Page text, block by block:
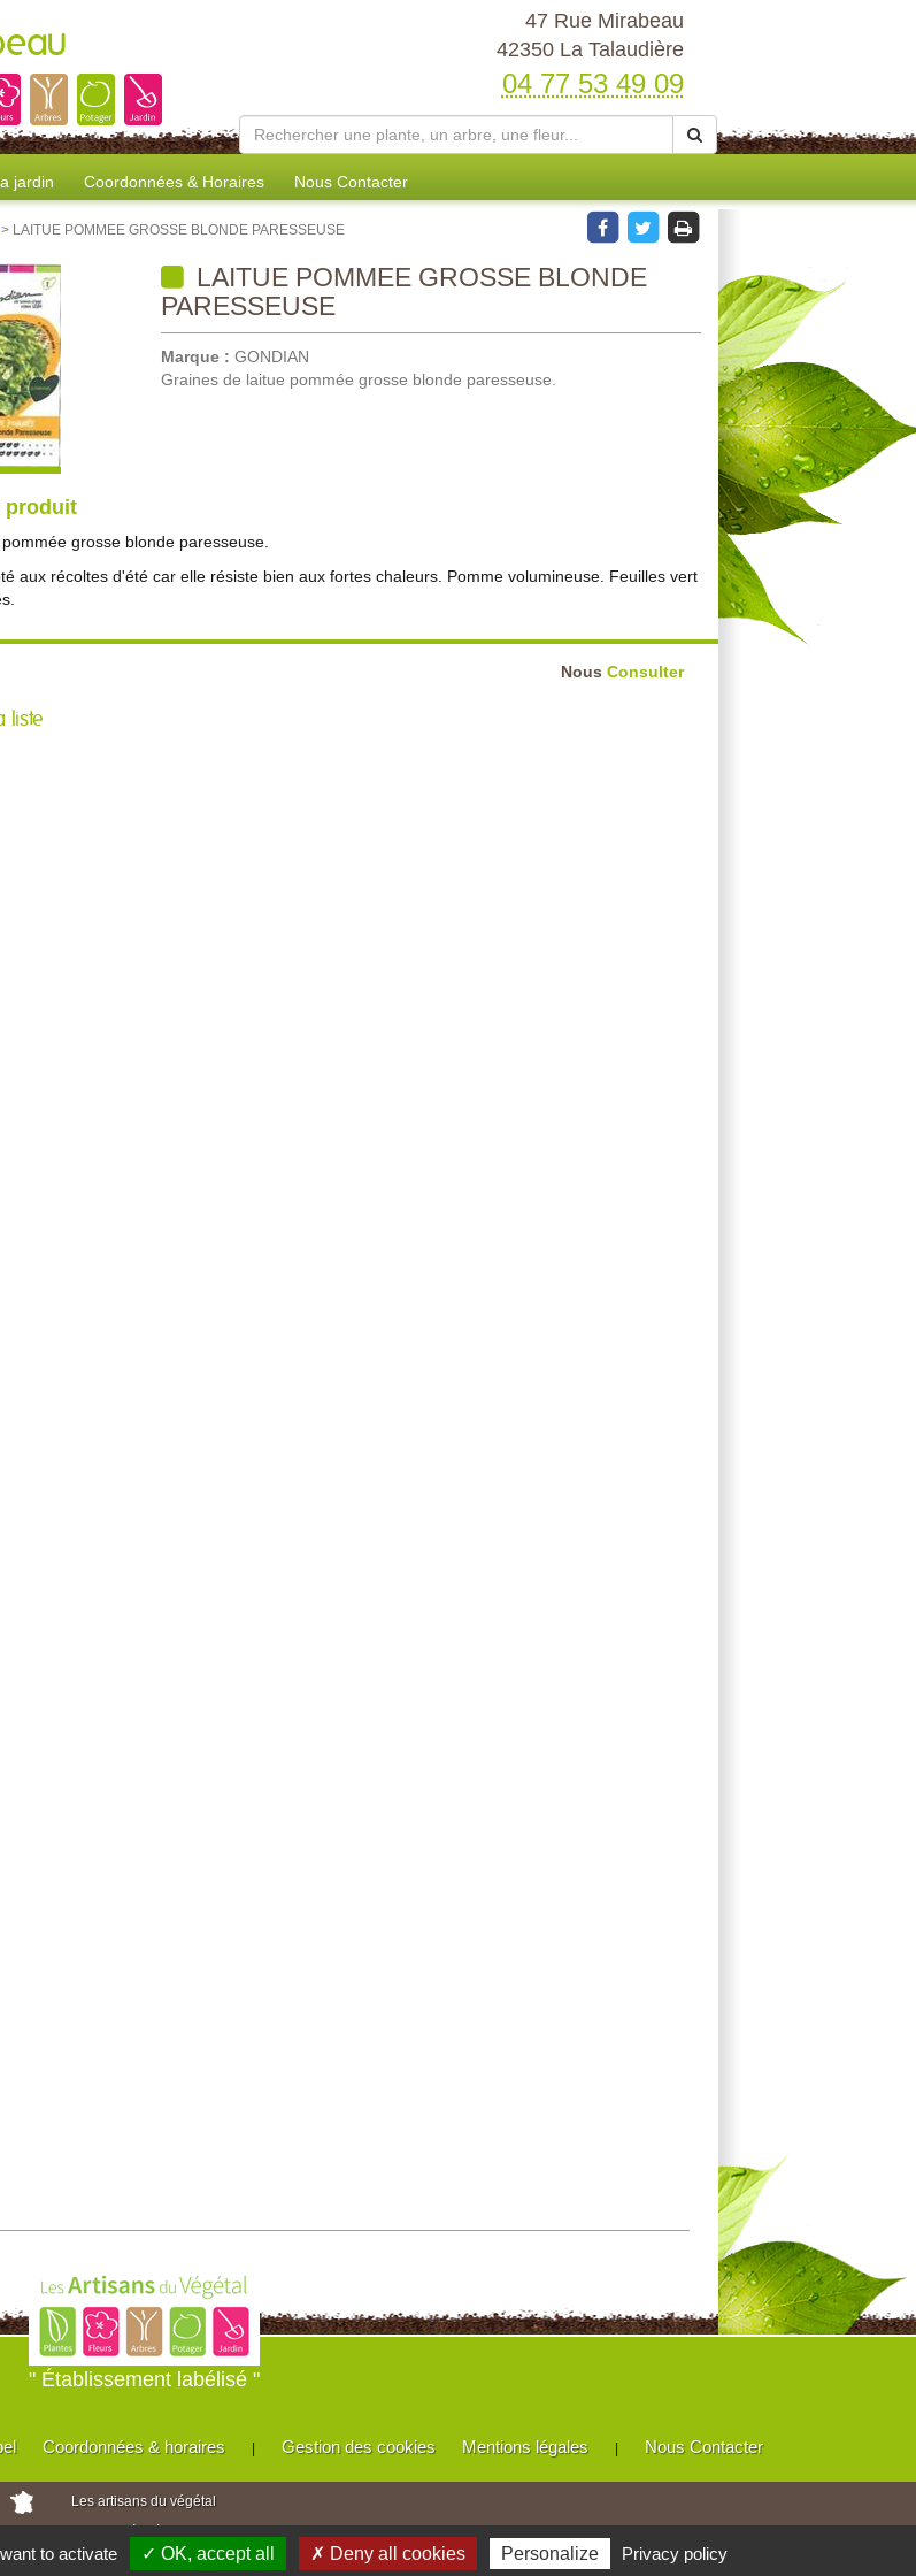
47 Rue Mirabeau
42350 La Talaudière
04 77 53 49 09
jardin Coordonnées & Horaires Nous Contacter
> LAITUE POMMEE GROSSE BLONDE PARESSEUSE
LAITUE POMMEE GROSSE BLONDE
PARESSEUSE
Marque : GONDIAN
Graines de laitue pommée grosse blonde paresseuse.
produit
grosse blonde paresseuse.
aux récoltes d'été car elle résiste bien aux fortes chaleurs. Pomme volumineuse. Feuilles vert
Nous Consulter
liste
" Établissement labélisé "
Coordonnées & horaires | Gestion des cookies Mentions légales | Nous Contacter
Les artisans du végétal
Horticulteurs et pépinièristes de France
WEBEnseignes
to activate ✓ OK, accept all ✗ Deny all cookies Personalize Privacy policy